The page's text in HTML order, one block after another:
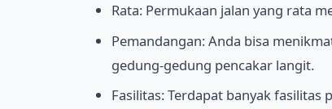
Rata: Permukaan jalan yang rata
Pemandangan: Anda bisa
gedung-gedung pencakar langit.
Fasilitas: Terdapat banyak